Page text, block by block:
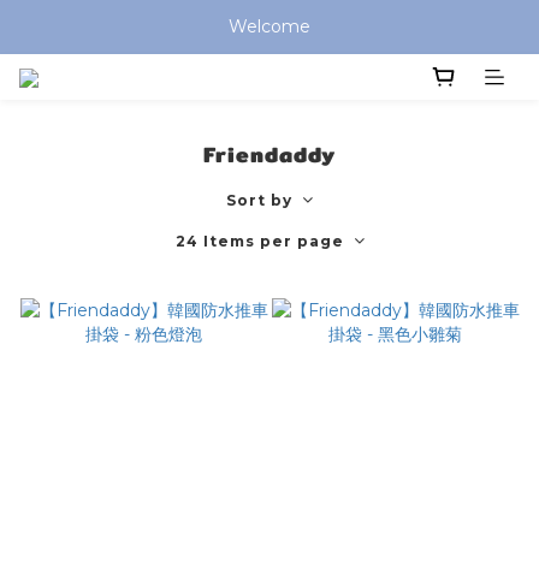
全館滿 $799 免運費 (僅提供台灣本島區域，外島地區請洽客服)
Welcome
全館滿 $799 免運費 (僅提供台灣本島區域，外島地區請洽客服)
Friendaddy
Sort by
24 Items per page